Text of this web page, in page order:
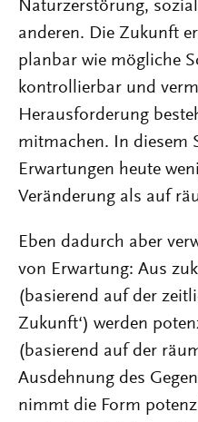
Naturzerstörung,
anderen. Die Zukunft
planbar wie mögliche
kontrollierbar und
Herausforderung
mitmachen. In diesem
Erwartungen heute
Veränderung als auf
Eben dadurch aber
von Erwartung: Aus
(basierend auf der
Zukunft‘) werden
(basierend auf der
Ausdehnung des
nimmt die Form